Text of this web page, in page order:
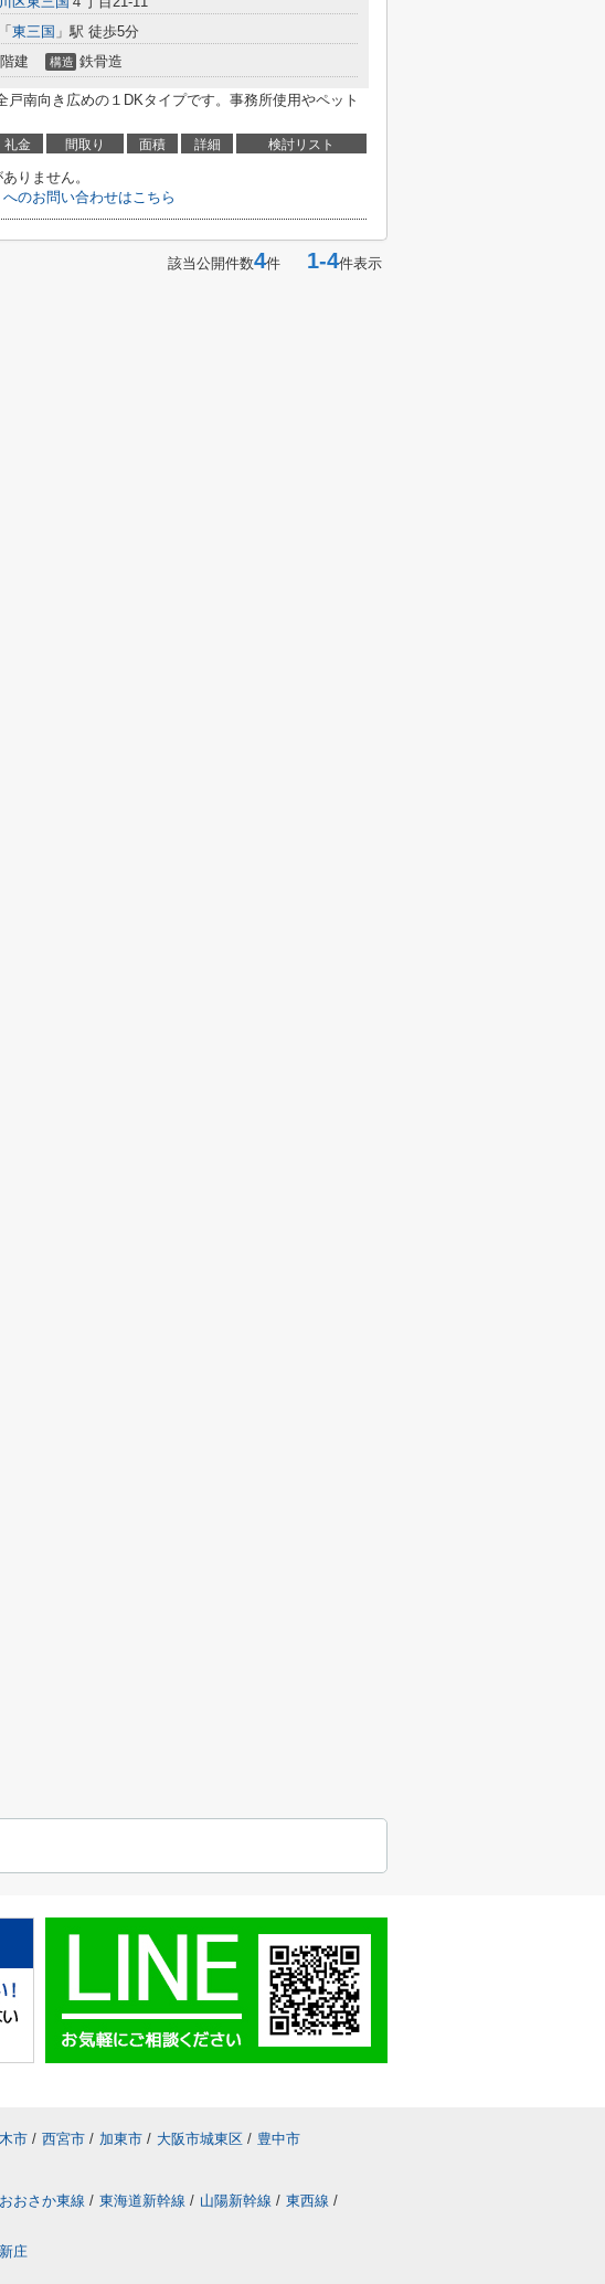
「 東三国 」駅 徒歩5分
建 構造 鉄骨造
戸南向き広めの１DKタイプです。事務所使用やペット
礼金 間取り 面積 詳細 検討リスト
りません。
のお問い合わせはこちら
該当公開件数4件 1-4件表示
市 / 西宮市 / 加東市 / 大阪市城東区 / 豊中市
おおさか東線 / 東海道新幹線 / 山陽新幹線 / 東西線 /
庄